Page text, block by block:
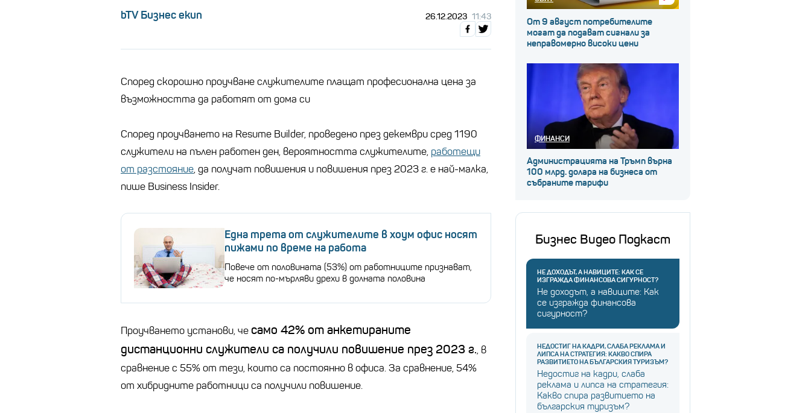
bTV Бизнес екип 26.12.2023 11:43
Според скорошно проучване служителите плащат професионална цена за
възможността да работят от дома си
Според проучването на Resume Builder, проведено през декември сред 1190
служители на пълен работен ден, вероятността служителите, работещи
от разстояние, да получат повишения и повишения през 2023 г. е най-малка,
пише Business Insider.
Една трета от служителите в хоум офис носят
пижами по време на работа
Повече от половината (53%) от работниците признават,
че носят по-мърляви дрехи в долната половина
Проучването установи, чесамо 42% от анкетираните
дистанционни служители са получили повишение през 2023 г., в
сравнение с 55% от тези, които са постоянно в офиса. За сравнение, 54%
от хибридните работници са получили повишение.
От 9 август потребителите
могат да подават сигнали за
неправомерно високи цени
ФИНАНСИ
Администрацията на Тръмп върна
100 млрд. долара на бизнеса от
събраните тарифи
Бизнес Видео Подкаст
НЕ ДОХОДЪТ, А НАВИЦИТЕ: КАК СЕ
ИЗГРАЖДА ФИНАНСОВА СИГУРНОСТ?
Не доходът, а навиците: Как
се изгражда финансова
сигурност?
НЕДОСТИГ НА КАДРИ, СЛАБА РЕКЛАМА И
ЛИПСА НА СТРАТЕГИЯ: КАКВО СПИРА
РАЗВИТИЕТО НА БЪЛГАРСКИЯ ТУРИЗЪМ?
Недостиг на кадри, слаба
реклама и липса на стратегия:
Какво спира развитието на
българския туризъм?